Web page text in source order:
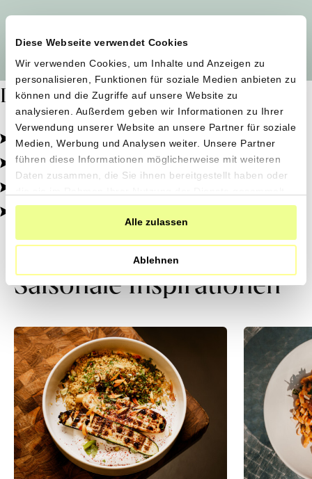
Diese Webseite verwendet Cookies
Wir verwenden Cookies, um Inhalte und Anzeigen zu
personalisieren, Funktionen für soziale Medien anbieten zu
können und die Zugriffe auf unsere Website zu
analysieren. Außerdem geben wir Informationen zu Ihrer
Verwendung unserer Website an unsere Partner für soziale
Medien, Werbung und Analysen weiter. Unsere Partner
führen diese Informationen möglicherweise mit weiteren
Daten zusammen, die Sie ihnen bereitgestellt haben oder
haben.
Alle zulassen
Ablehnen
Dafür stehen wir
Pestizidfrei angebaut, schonend verarbeitet.
Natürliche Zutaten, echter Geschmack.
Von kleinen Höfen, direkt zu dir.
100% transparent, 0% Zusatzstoffe.
Saisonale Inspirationen